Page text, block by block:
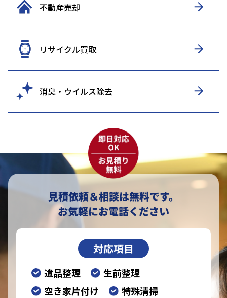
不動産売却
リサイクル買取
消臭・ウイルス除去
見積依頼＆相談は無料です。
お気軽にお電話ください
対応項目
遺品整理
生前整理
空き家片付け
特殊清掃